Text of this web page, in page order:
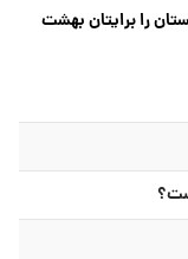
را برایتان بهشت